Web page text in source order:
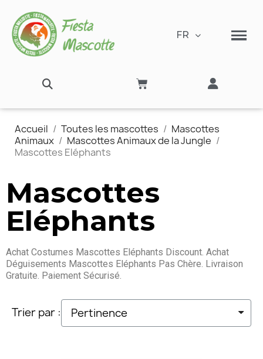
FR
Accueil Toutes les mascottes
Mascottes
Animaux
Mascottes Animaux de la Jungle
Mascottes Eléphants
Mascottes
Eléphants
Achat Costumes Mascottes Eléphants Discount. Achat
Déguisements Mascottes Eléphants Pas Chère. Livraison
Gratuite. Paiement Sécurisé.
Trier par :